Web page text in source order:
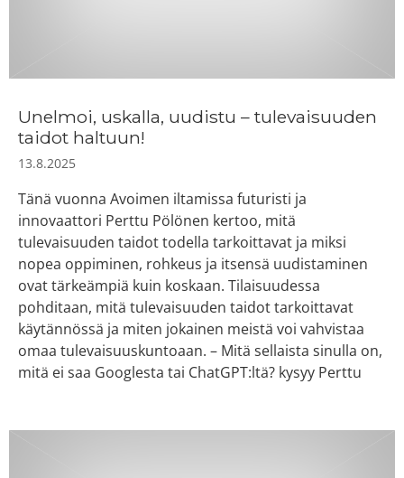
Unelmoi, uskalla, uudistu – tulevaisuuden
taidot haltuun!
13.8.2025
Tänä vuonna Avoimen iltamissa futuristi ja
innovaattori Perttu Pölönen kertoo, mitä
tulevaisuuden taidot todella tarkoittavat ja miksi
nopea oppiminen, rohkeus ja itsensä uudistaminen
ovat tärkeämpiä kuin koskaan. Tilaisuudessa
pohditaan, mitä tulevaisuuden taidot tarkoittavat
käytännössä ja miten jokainen meistä voi vahvistaa
omaa tulevaisuuskuntoaan. – Mitä sellaista sinulla on,
mitä ei saa Googlesta tai ChatGPT:ltä? kysyy Perttu